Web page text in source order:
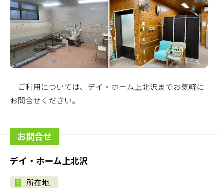
ご利用については、デイ・ホーム上北沢までお気軽に
お問合せください。
お問合せ
デイ・ホーム上北沢
所在地